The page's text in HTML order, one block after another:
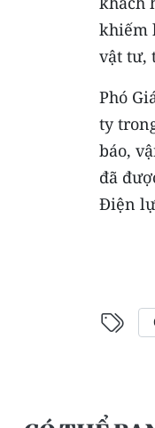
khiếm
vật tư,
Phó
ty
báo,
đã
Điện